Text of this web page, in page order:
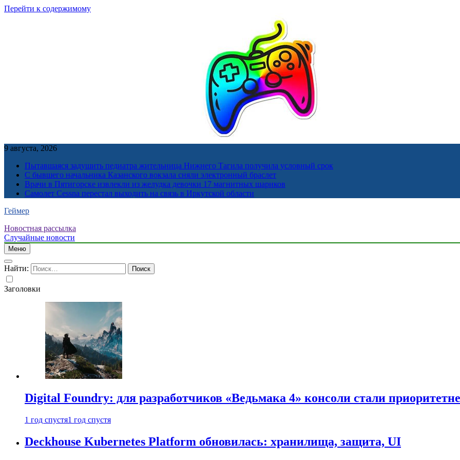
Перейти к содержимому
9 августа, 2026
Пытавшаяся задушить педиатра жительница Нижнего Тагила получила условный срок
С бывшего начальника Казанского вокзала сняли электронный браслет
Врачи в Пятигорске извлекли из желудка девочки 17 магнитных шариков
Самолет Cessna перестал выходить на связь в Иркутской области
Геймер
Новостная рассылка
Случайные новости
Меню
Найти:
Заголовки
Digital Foundry: для разработчиков «Ведьмака 4» консоли стали
1 год спустя1 год спустя
Deckhouse Kubernetes Platform обновилась: хранилища, защита, UI